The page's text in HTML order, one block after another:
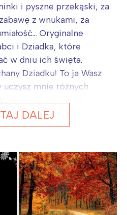
i pyszne przekąski, za
z wnukami, za
Oryginalne
i Dziadka, które
w dniu ich święta.
Dziadku! To ja Wasz
uczysz mnie różnych
DALEJ